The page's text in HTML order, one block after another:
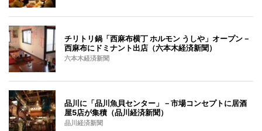
チリトリ鍋「西麻布横丁 ホルモン うしや」オープン－
西麻布にドミナント出店（六本木経済新聞）
六本木経済新聞
品川に「品川魚貝センター」－市場コンセプトに居酒
屋5店が集積（品川経済新聞）
品川経済新聞